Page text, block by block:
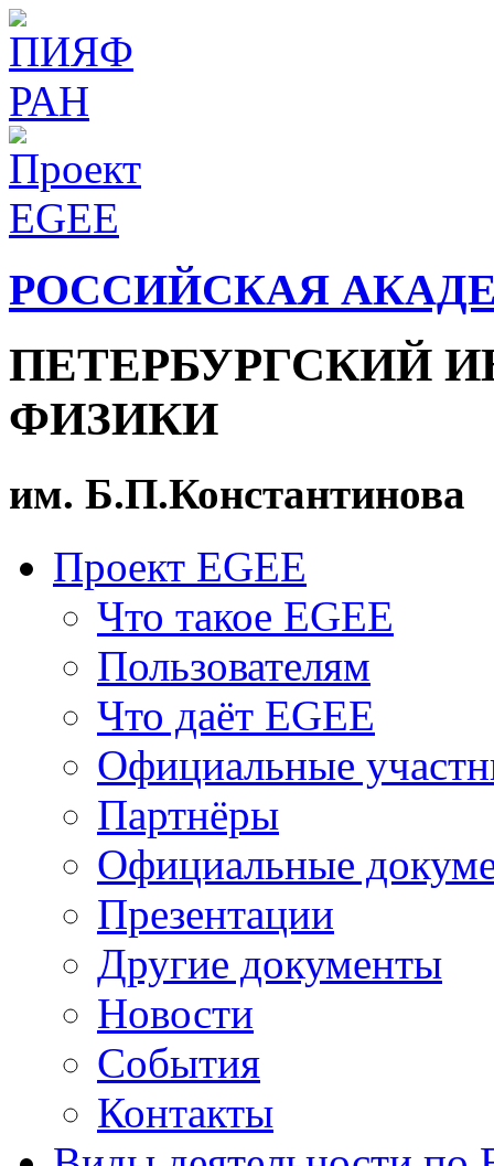
РОССИЙСКАЯ
ПЕТЕРБУРГСКИЙ
ФИЗИКИ
им. Б.П.Константинова
Проект EGEE
Что такое EGEE
Пользователям
Что даёт EGEE
Официальные
Партнёры
Официальные
Презентации
Другие документы
Новости
События
Контакты